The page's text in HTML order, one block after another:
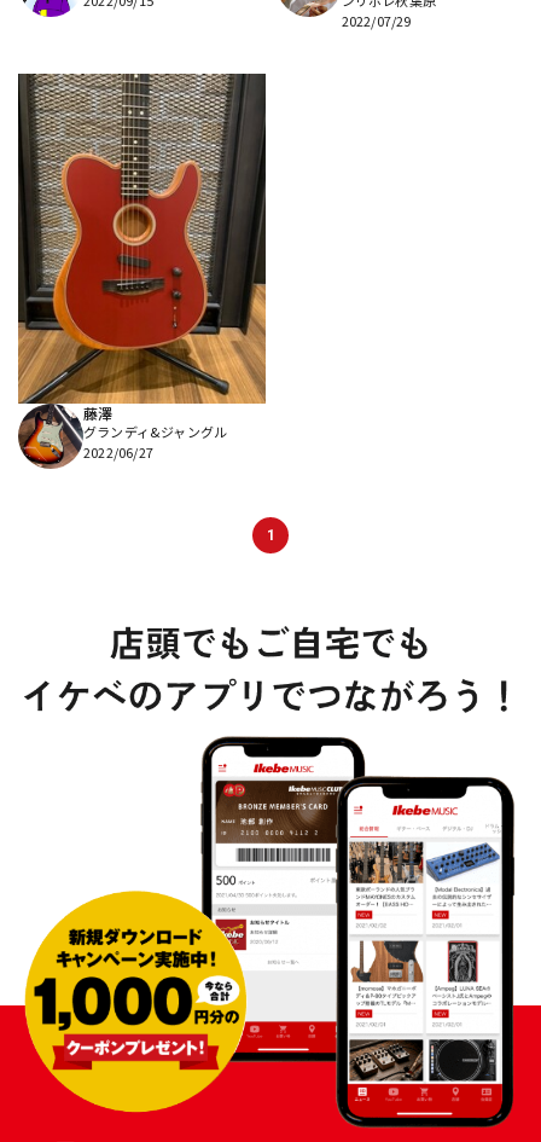
2022/07/29
藤澤
グランディ&ジャングル
2022/06/27
1